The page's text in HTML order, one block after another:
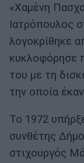
«Χαμένη
Ιατρόπουλος
λογοκρίθηκε
κυκλοφόρησε
του με τη
την οποία
Το 1972
συνθέτης
στιχουργός